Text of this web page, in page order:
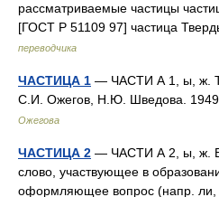
рассматриваемые частицы
[ГОСТ Р 51109 97] частица
переводчика
ЧАСТИЦА 1 — ЧАСТИ А 1, ы, ж.
С.И. Ожегов, Н.Ю. Шведова.
Ожегова
ЧАСТИЦА 2 — ЧАСТИ А 2, ы, ж. В
слово, участвующее в
оформляющее вопрос (напр. ли,